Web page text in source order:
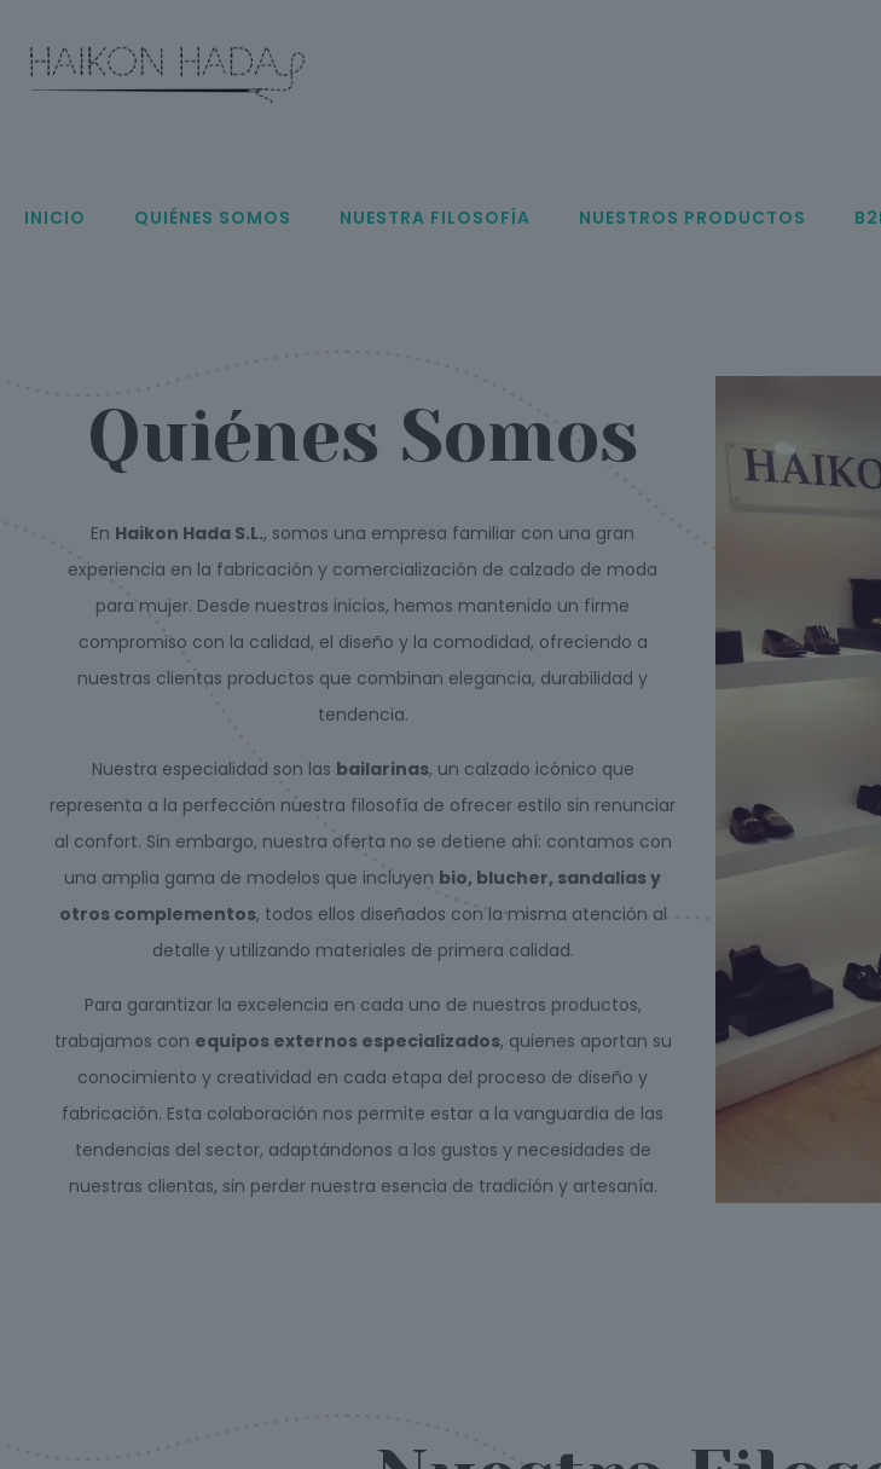
INICIO QUIÉNES SOMOS NUESTRA FILOSOFÍA NUESTROS PRODUCTOS
Quiénes Somos
En Haikon Hada S.L., somos una empresa familiar con una gran
experiencia en la fabricación y comercialización de calzado de moda
para mujer. Desde nuestros inicios, hemos mantenido un firme
compromiso con la calidad, el diseño y la comodidad, ofreciendo a
nuestras clientas productos que combinan elegancia, durabilidad y
tendencia.
Nuestra especialidad son las bailarinas, un calzado icónico que
representa a la perfección nuestra filosofía de ofrecer estilo sin renunciar
al confort. Sin embargo, nuestra oferta no se detiene ahí: contamos con
una amplia gama de modelos que incluyen bio, blucher, sandalias y
otros complementos, todos ellos diseñados con la misma atención al
detalle y utilizando materiales de primera calidad.
Para garantizar la excelencia en cada uno de nuestros productos,
trabajamos con equipos externos especializados, quienes aportan su
conocimiento y creatividad en cada etapa del proceso de diseño y
fabricación. Esta colaboración nos permite estar a la vanguardia de las
tendencias del sector, adaptándonos a los gustos y necesidades de
nuestras clientas, sin perder nuestra esencia de tradición y artesanía.